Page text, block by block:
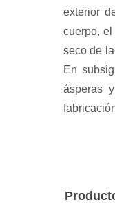
exterior
cuerpo,
seco de
En
ásperas